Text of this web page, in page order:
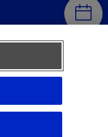
reservados.